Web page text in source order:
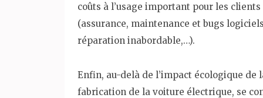
coûts à l’usage important pour les clients
(assurance, maintenance et bugs
réparation inabordable,…).
Enfin, au-delà de l’impact écologique de
fabrication de la voiture électrique, se